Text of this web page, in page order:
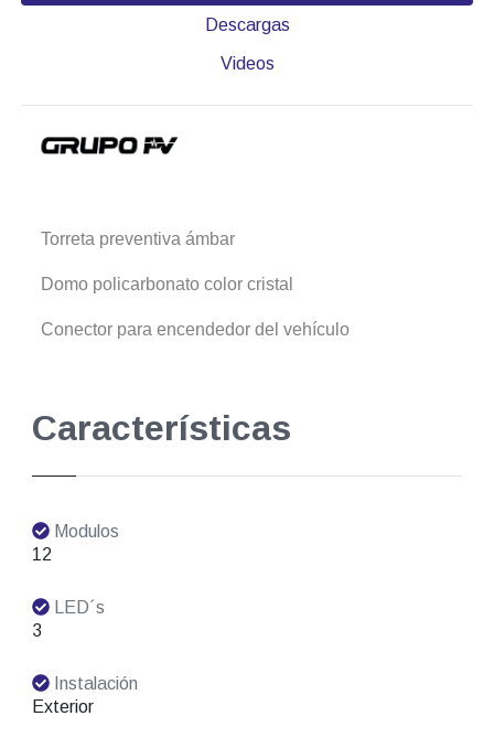
Descargas
Videos
Torreta preventiva ámbar
Domo policarbonato color cristal
Conector para encendedor del vehículo
Características
Modulos
12
LED´s
3
Instalación
Exterior